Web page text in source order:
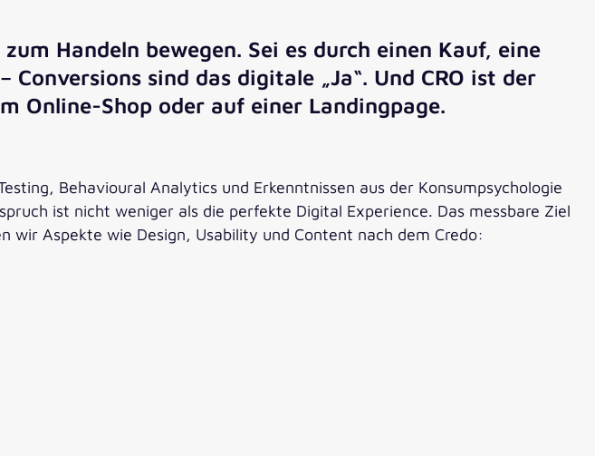
Handeln bewegen. Sei es durch einen Kauf, eine
sind das digitale „Ja“. Und CRO ist der
Online-Shop oder auf einer Landingpage.
Behavioural Analytics und Erkenntnissen aus der Konsumpsychologie
ist nicht weniger als die perfekte Digital Experience. Das messbare Ziel
Aspekte wie Design, Usability und Content nach dem Credo: